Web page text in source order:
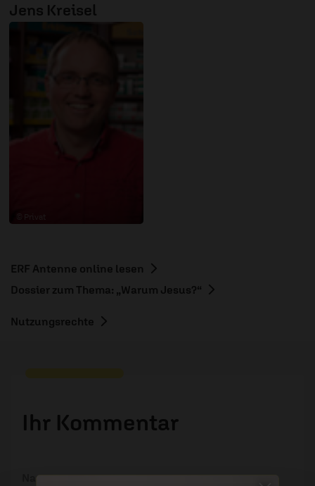
Jens Kreisel
ERF Antenne online lesen
Dossier zum Thema: „Warum Jesus?“
Nutzungsrechte
Ihr Kommentar
Name: